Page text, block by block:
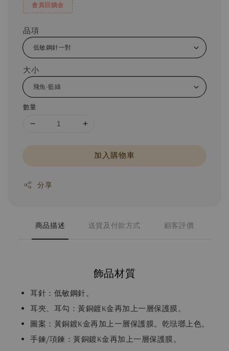
會員回饋金
品項
大小
數量
加入購物車
分享
商品描述 送貨及付款方式 顧客評價
飾品材質
耳針：低敏鋼針。
耳夾、耳勾：黃銅鍍K金再加上一層保護膜。
圖案：黃銅鍍K金再加上一層保護膜。乾琺瑯上色。
手鍊/項鍊：黃銅鍍K金再加上一層保護膜。